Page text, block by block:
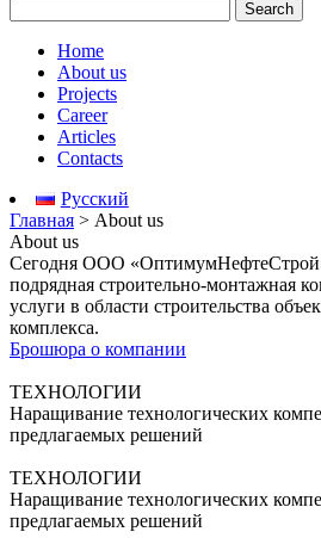
for:
Home
About us
Projects
Career
Articles
Contacts
Русский
Главная > About us
About us
Сегодня ООО
подрядная строительно-монтажная
услуги в области строительства
комплекса.
Брошюра о компании
ТЕХНОЛОГИИ
Наращивание технологических
предлагаемых решений
ТЕХНОЛОГИИ
Наращивание технологических
предлагаемых решений